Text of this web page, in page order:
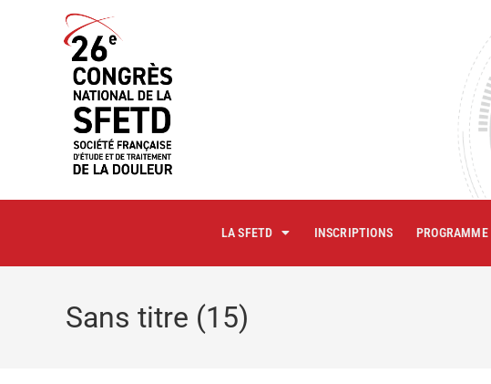
LA SFETD INSCRIPTIONS PROGRAMME
Sans titre (15)